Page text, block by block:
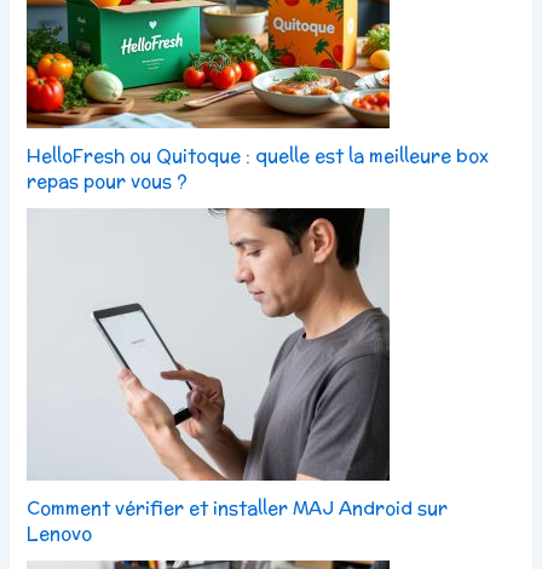
HelloFresh ou Quitoque : quelle est la meilleure box
repas pour vous ?
Comment vérifier et installer MAJ Android sur
Lenovo